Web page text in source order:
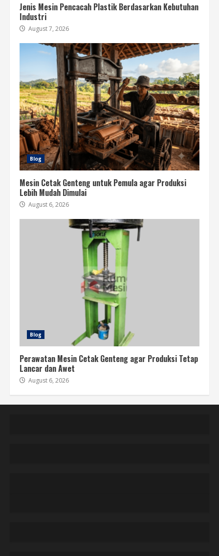
Jenis Mesin Pencacah Plastik Berdasarkan Kebutuhan
Industri
August 7, 2026
Blog
Mesin Cetak Genteng untuk Pemula agar Produksi
Lebih Mudah Dimulai
August 6, 2026
Blog
Perawatan Mesin Cetak Genteng agar Produksi Tetap
Lancar dan Awet
August 6, 2026